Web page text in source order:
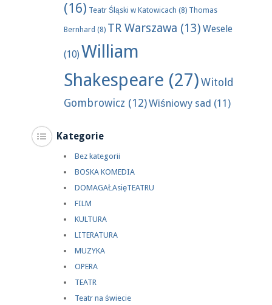
(16) Teatr Śląski w Katowicach (8) Thomas
Bernhard (8) TR Warszawa (13) Wesele
(10) William
Shakespeare (27)Witold
Gombrowicz (12)Wiśniowy sad (11)
Kategorie
Bez kategorii
BOSKA KOMEDIA
DOMAGAŁAsięTEATRU
FILM
KULTURA
LITERATURA
MUZYKA
OPERA
TEATR
Teatr na świecie